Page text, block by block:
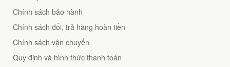
Chính sách bảo hành
Chính sách đổi, trả hàng hoàn tiền
Chính sách vận chuyển
Quy định và hình thức thanh toán